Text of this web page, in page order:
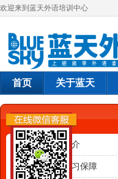
欢迎来到蓝天外语培训中心
首页 关于蓝天
关于蓝天
蓝天外语简介
蓝天外语学习保障